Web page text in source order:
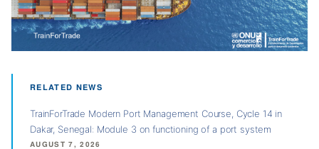
RELATED NEWS
TrainForTrade Modern Port Management Course, Cycle 14 in
Dakar, Senegal: Module 3 on functioning of a port system
AUGUST 7, 2026